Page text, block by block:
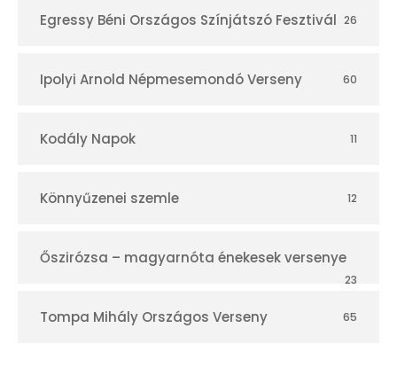
Egressy Béni Országos Színjátszó Fesztivál 26
Ipolyi Arnold Népmesemondó Verseny 60
Kodály Napok 11
Könnyűzenei szemle 12
Őszirózsa – magyarnóta énekesek versenye
23
Tompa Mihály Országos Verseny 65